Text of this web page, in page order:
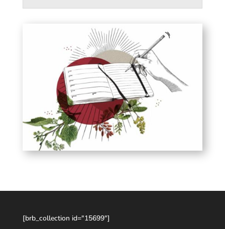
[brb_collection id="15699"]